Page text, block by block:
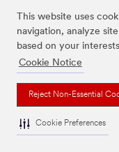
This website uses
navigation, analyze
based on your
Cookie Notice
Reject Non-Essential
Cookie Preferences